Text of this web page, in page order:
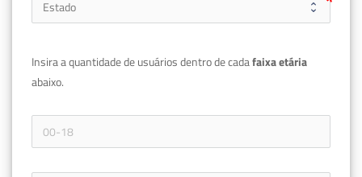
Insira a quantidade de usuários dentro de cada
abaixo.